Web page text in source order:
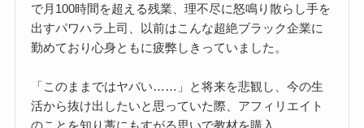
で月100時間を超える残業、理不尽に怒鳴り散らし手を
出すパワハラ上司、以前はこんな超絶ブラック企業に
勤めており心身ともに疲弊しきっていました。
「このままではヤバい……」と将来を悲観し、今の生
活から抜け出したいと思っていた際、アフィリエイト
のことを知り藁にもすがる思いで教材を購入。